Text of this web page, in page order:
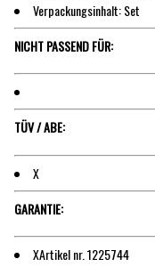
Verpackungsinhalt: Set
NICHT PASSEND FÜR:
TÜV / ABE:
X
GARANTIE:
XArtikel nr. 1225744